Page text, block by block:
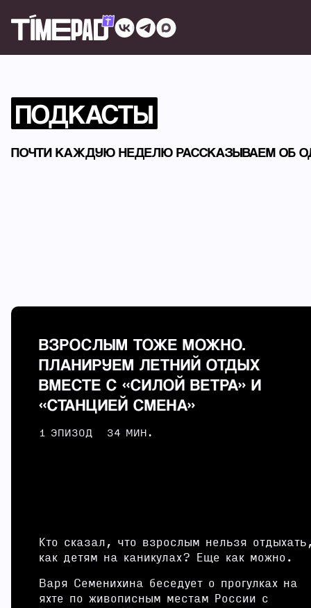
ПОДКАСТЫ
ПОЧТИ КАЖДУЮ НЕДЕЛЮ РАССКАЗЫВАЕМ ОБ
ВЗРОСЛЫМ ТОЖЕ МОЖНО.
ПЛАНИРУЕМ ЛЕТНИЙ ОТДЫХ
ВМЕСТЕ С «СИЛОЙ ВЕТРА» И
«СТАНЦИЕЙ СМЕНА»
1 ЭПИЗОД 34 МИН.
Кто сказал, что взрослым нельзя
как детям на каникулах? Еще как можно.
Варя Семенихина беседует о прогулках на
яхте по живописным местам России с